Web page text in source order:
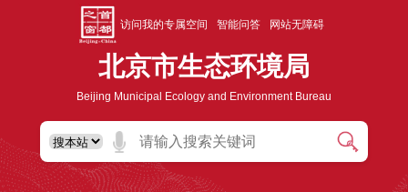
访问我的专属空间 智能问答 网站无障碍
北京市生态环境局
Beijing Municipal Ecology and Environment Bureau